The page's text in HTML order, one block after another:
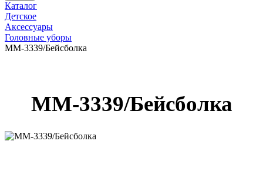
Каталог
Детское
Аксессуары
Головные уборы
ММ-3339/Бейсболка
ММ-3339/Бейсболка